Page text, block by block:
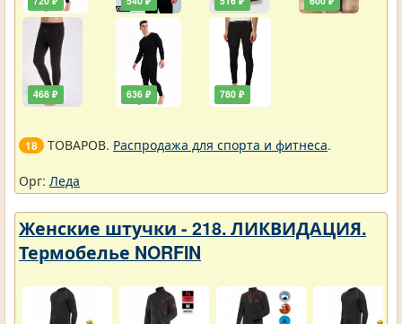
468 ₽ 636 ₽ 780 ₽
18 ТОВАРОВ. Распродажа для спорта и фитнеса.
Орг: Леда
Женские штучки - 218. ЛИКВИДАЦИЯ.
Термобелье NORFIN